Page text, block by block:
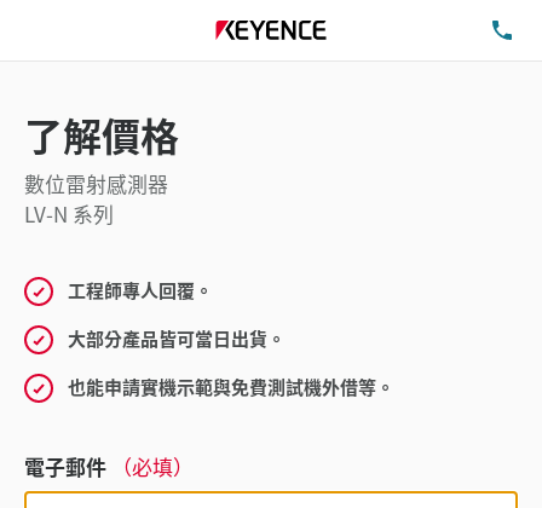
了解價格
數位雷射感測器
LV-N 系列
工程師專人回覆。
大部分產品皆可當日出貨。
也能申請實機示範與免費測試機外借等。
電子郵件 （必填）